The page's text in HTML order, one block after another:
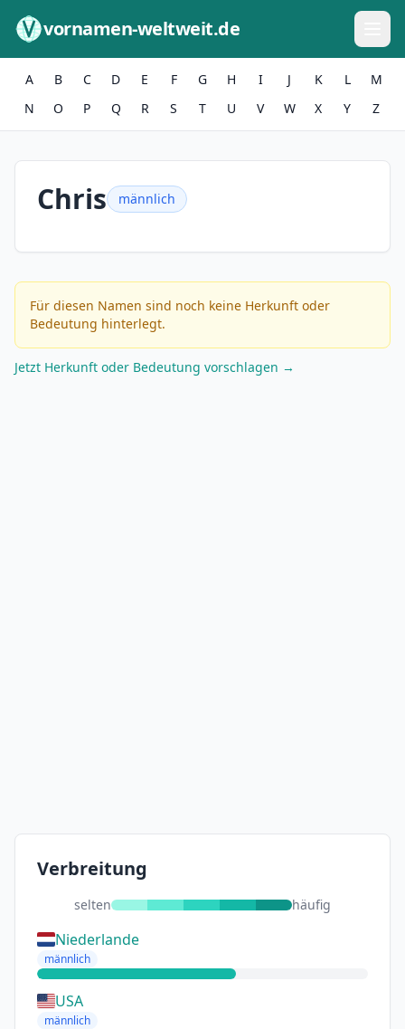
vornamen-weltweit.de
A B C D E F G H I J K L
M
N
O P Q R S T U V W X Y Z
Chris männlich
Für diesen Namen sind noch keine Herkunft oder
Bedeutung hinterlegt.
Jetzt Herkunft oder Bedeutung vorschlagen →
Verbreitung
selten häufig
Niederlande
männlich
USA
männlich